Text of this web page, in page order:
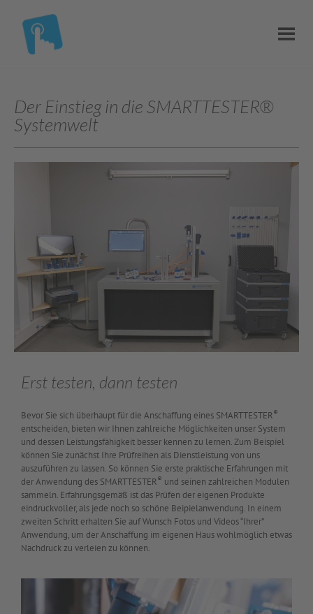
Der Einstieg in die SMARTTESTER®
Systemwelt
Erst testen, dann testen
Bevor Sie sich überhaupt für die Anschaffung eines SMARTTESTER®
entscheiden, bieten wir Ihnen zahlreiche Möglichkeiten unser System
und dessen Leistungsfähigkeit besser kennen zu lernen. Zum Beispiel
können Sie zunächst Ihre Prüfreihen als Dienstleistung von uns
auszuführen zu lassen. So können Sie erste praktische Erfahrungen mit
der Anwendung des SMARTTESTER® und seinen zahlreichen Modulen
sammeln. Erfahrungsgemäß ist das Prüfen der eigenen Produkte
eindruckvoller, als jede noch so schöne Beipielanwendung. In einem
zweiten Schritt erhalten Sie auf Wunsch Fotos und Videos “Ihrer”
Anwendung, um der Anschaffung im eigenen Haus wohlmöglich etwas
Nachdruck zu verleien zu können.